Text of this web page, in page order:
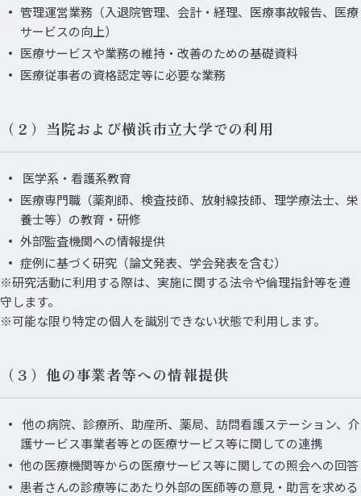
管理運営業務（入退院管理、会計・経理、医療事故報告、医療
サービスの向上）
医療サービスや業務の維持・改善のための基礎資料
医療従事者の資格認定等に必要な業務
（２）当院および横浜市立大学での利用
医学系・看護系教育
医療専門職（薬剤師、検査技師、放射線技師、理学療法士、栄
養士等）の教育・研修
外部監査機関への情報提供
症例に基づく研究（論文発表、学会発表を含む）
※研究活動に利用する際は、実施に関する法令や倫理指針等を遵
守します。
※可能な限り特定の個人を識別できない状態で利用します。
（３）他の事業者等への情報提供
他の病院、診療所、助産所、薬局、訪問看護ステーション、介
護サービス事業者等との医療サービス等に関しての連携
他の医療機関等からの医療サービス等に関しての照会への回答
患者さんの診療等にあたり外部の医師等の意見・助言を求める